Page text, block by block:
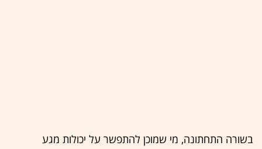
בשורה התחתונה, מי שמוכן להתפשר על יכולות מגע